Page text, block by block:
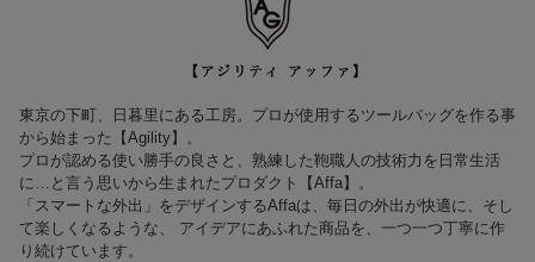
東京の下町、日暮里にある工房。プロが使用するツールバッグを作る事
から始まった【Agility】。
プロが認める使い勝手の良さと、熟練した鞄職人の技術力を日常生活
に…と言う思いから生まれたプロダクト【Affa】。
「スマートな外出」をデザインするAffaは、毎日の外出が快適に、そし
て楽しくなるような、 アイデアにあふれた商品を、一つ一つ丁寧に作
り続けています。